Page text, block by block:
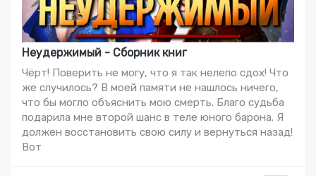
Неудержимый - Сборник книг
Чёрт! Поверить не могу, что я так нелепо сдох! Что
же случилось? В моей памяти не нашлось ничего,
что бы могло объяснить мою смерть. Благо судьба
подарила мне второй шанс в теле юного барона. Я
должен восстановить свою силу и вернуться назад!
Вот